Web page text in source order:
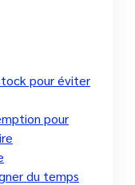
pour éviter
pour
du temps